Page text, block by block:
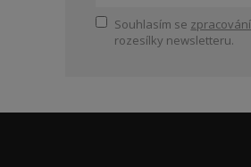
Souhlasím se
rozesílky newsletteru.